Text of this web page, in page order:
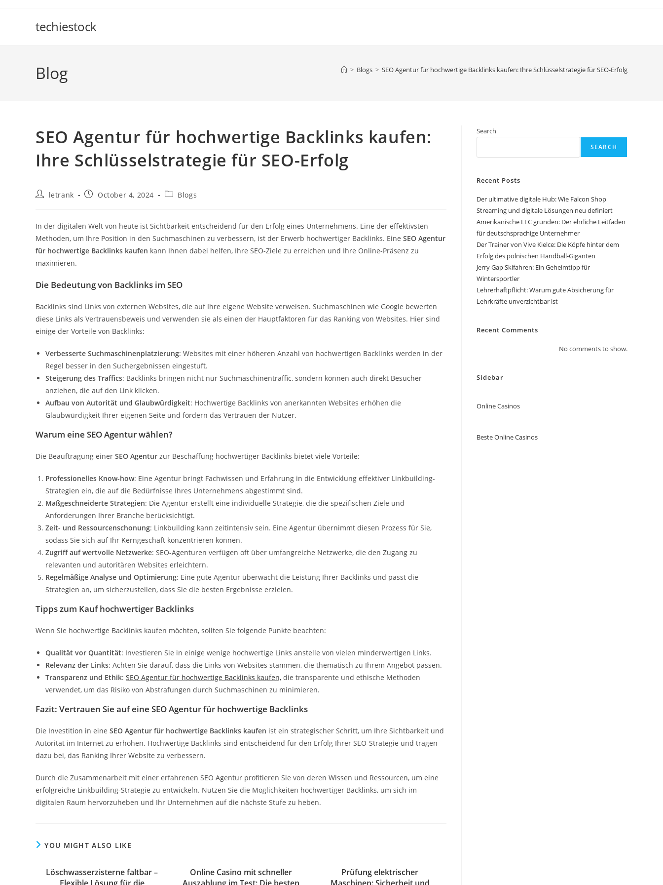
techiestock
Blog > Blogs > SEO Agentur für hochwertige Backlinks kaufen: Ihre Schlüsselstrategie für SEO-Erfolg
SEO Agentur für hochwertige Backlinks kaufen:
Ihre Schlüsselstrategie für SEO-Erfolg
Postletrank
PostOctober 4, 2024
PostBlogs
In der digitalen Welt von heute ist Sichtbarkeit entscheidend für den Erfolg eines Unternehmens. Eine der effektivsten
Methoden, um Ihre Position in den Suchmaschinen zu verbessern, ist der Erwerb hochwertiger Backlinks. Eine SEO Agentur
für hochwertige Backlinks kaufen kann Ihnen dabei helfen, Ihre SEO-Ziele zu erreichen und Ihre Online-Präsenz zu
maximieren.
Die Bedeutung von Backlinks im SEO
Backlinks sind Links von externen Websites, die auf Ihre eigene Website verweisen. Suchmaschinen wie Google bewerten
diese Links als Vertrauensbeweis und verwenden sie als einen der Hauptfaktoren für das Ranking von Websites. Hier sind
einige der Vorteile von Backlinks:
Verbesserte Suchmaschinenplatzierung: Websites mit einer höheren Anzahl von hochwertigen Backlinks werden in der
Regel besser in den Suchergebnissen eingestuft.
Steigerung des Traffics: Backlinks bringen nicht nur Suchmaschinentraffic, sondern können auch direkt Besucher
anziehen, die auf den Link klicken.
Aufbau von Autorität und Glaubwürdigkeit: Hochwertige Backlinks von anerkannten Websites erhöhen die
Glaubwürdigkeit Ihrer eigenen Seite und fördern das Vertrauen der Nutzer.
Warum eine SEO Agentur wählen?
Die Beauftragung einer SEO Agentur zur Beschaffung hochwertiger Backlinks bietet viele Vorteile:
Professionelles Know-how: Eine Agentur bringt Fachwissen und Erfahrung in die Entwicklung effektiver Linkbuilding-
Strategien ein, die auf die Bedürfnisse Ihres Unternehmens abgestimmt sind.
Maßgeschneiderte Strategien: Die Agentur erstellt eine individuelle Strategie, die die spezifischen Ziele und
Anforderungen Ihrer Branche berücksichtigt.
Zeit- und Ressourcenschonung: Linkbuilding kann zeitintensiv sein. Eine Agentur übernimmt diesen Prozess für Sie,
sodass Sie sich auf Ihr Kerngeschäft konzentrieren können.
Zugriff auf wertvolle Netzwerke: SEO-Agenturen verfügen oft über umfangreiche Netzwerke, die den Zugang zu
relevanten und autoritären Websites erleichtern.
Regelmäßige Analyse und Optimierung: Eine gute Agentur überwacht die Leistung Ihrer Backlinks und passt die
Strategien an, um sicherzustellen, dass Sie die besten Ergebnisse erzielen.
Tipps zum Kauf hochwertiger Backlinks
Wenn Sie hochwertige Backlinks kaufen möchten, sollten Sie folgende Punkte beachten:
Qualität vor Quantität: Investieren Sie in einige wenige hochwertige Links anstelle von vielen minderwertigen Links.
Relevanz der Links: Achten Sie darauf, dass die Links von Websites stammen, die thematisch zu Ihrem Angebot passen.
Transparenz und Ethik: SEO Agentur für hochwertige Backlinks kaufen, die transparente und ethische Methoden
verwendet, um das Risiko von Abstrafungen durch Suchmaschinen zu minimieren.
Fazit: Vertrauen Sie auf eine SEO Agentur für hochwertige Backlinks
Die Investition in eine SEO Agentur für hochwertige Backlinks kaufen ist ein strategischer Schritt, um Ihre Sichtbarkeit und
Autorität im Internet zu erhöhen. Hochwertige Backlinks sind entscheidend für den Erfolg Ihrer SEO-Strategie und tragen
dazu bei, das Ranking Ihrer Website zu verbessern.
Durch die Zusammenarbeit mit einer erfahrenen SEO Agentur profitieren Sie von deren Wissen und Ressourcen, um eine
erfolgreiche Linkbuilding-Strategie zu entwickeln. Nutzen Sie die Möglichkeiten hochwertiger Backlinks, um sich im
digitalen Raum hervorzuheben und Ihr Unternehmen auf die nächste Stufe zu heben.
YOU MIGHT ALSO LIKE
Löschwasserzisterne faltbar –
Online Casino mit schneller
Prüfung elektrischer
Search
SEARCH
Recent Posts
Der ultimative digitale Hub: Wie Falcon Shop
Streaming und digitale Lösungen neu definiert
Amerikanische LLC gründen: Der ehrliche Leitfaden
für deutschsprachige Unternehmer
Der Trainer von Vive Kielce: Die Köpfe hinter dem
Erfolg des polnischen Handball-Giganten
Jerry Gap Skifahren: Ein Geheimtipp für
Wintersportler
Lehrerhaftpflicht: Warum gute Absicherung für
Lehrkräfte unverzichtbar ist
Recent Comments
No comments to show.
Sidebar
Online Casinos
Beste Online Casinos